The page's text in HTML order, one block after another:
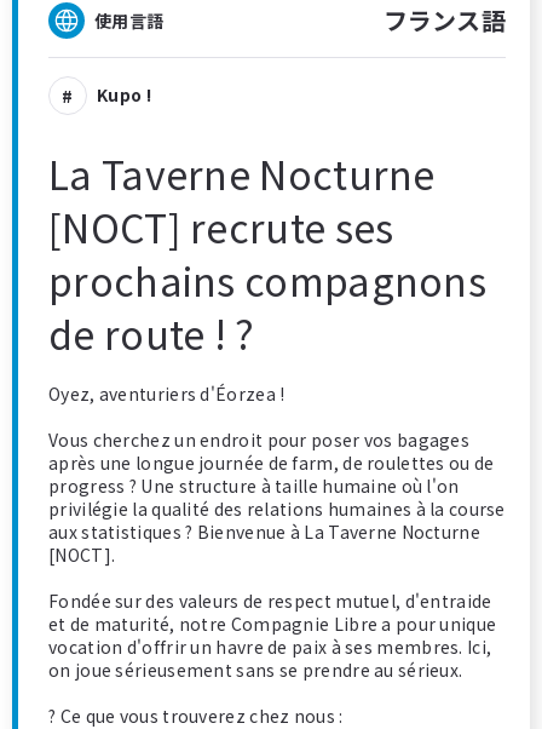
使用言語 フランス語
Kupo !
La Taverne Nocturne
[NOCT] recrute ses
prochains compagnons
de route ! ?
Oyez, aventuriers d'Éorzea !
Vous cherchez un endroit pour poser vos bagages
après une longue journée de farm, de roulettes ou de
progress ? Une structure à taille humaine où l'on
privilégie la qualité des relations humaines à la course
aux statistiques ? Bienvenue à La Taverne Nocturne
[NOCT].
Fondée sur des valeurs de respect mutuel, d'entraide
et de maturité, notre Compagnie Libre a pour unique
vocation d'offrir un havre de paix à ses membres. Ici,
on joue sérieusement sans se prendre au sérieux.
? Ce que vous trouverez chez nous :